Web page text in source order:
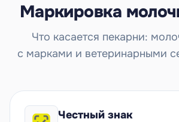
Маркировка
Что касается пекарни:
с марками и ветеринарными
Честный знак